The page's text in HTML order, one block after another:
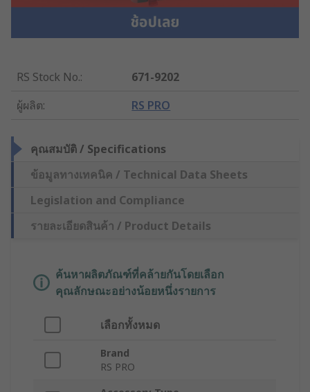
RS Stock No.:
671-9202
ผู้ผลิต: RS PRO
คุณสมบัติ / Specifications
ข้อมูลทางเทคนิค / Technical Data Sheets
Legislation and Compliance
รายละเอียดสินค้า / Product Details
ค้นหาผลิตภัณฑ์ที่คล้ายกันโดยเลือก
คุณลักษณะอย่างน้อยหนึ่งรายการ
เลือกทั้งหมด
Brand
RS PRO